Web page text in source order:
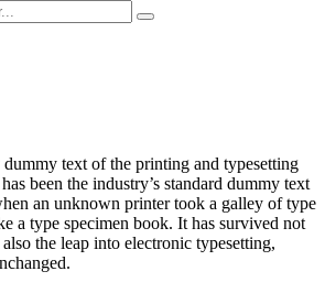
text of the printing and typesetting
been the industry’s standard dummy text
an unknown printer took a galley of type
a type specimen book. It has survived not
the leap into electronic typesetting,